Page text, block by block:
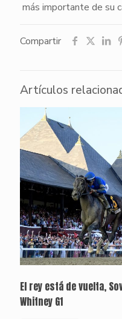
más importante de su
Compartir
Artículos
El rey está de vuelta,
Whitney G1